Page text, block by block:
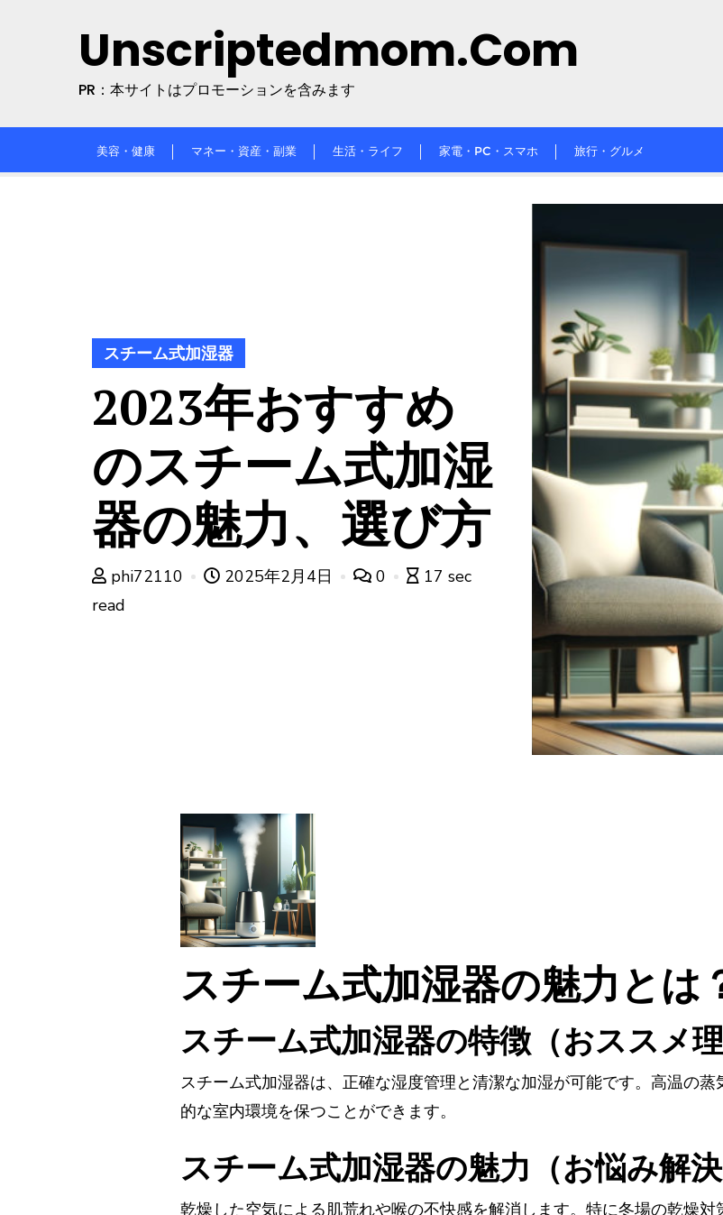
Unscriptedmom.com
PR：本サイトはプロモーションを含みます
美容・健康 マネー・資産・副業 生活・ライフ 家電・PC・スマホ 旅行・グルメ
スチーム式加湿器
2023年おすすめ
のスチーム式加湿
器の魅力、選び方
phi72110 2025年2月4日 0
17 sec
read
スチーム式加湿器の魅力とは
スチーム式加湿器の特徴（おススメ
スチーム式加湿器は、正確な湿度管理と清潔な加湿が可能です。高温の
的な室内環境を保つことができます。
スチーム式加湿器の魅力（お悩み解
乾燥した空気による肌荒れや喉の不快感を解消します。特に冬場の乾燥